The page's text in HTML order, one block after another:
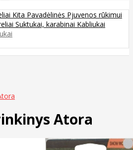
Kita Pavadėlinės Pjuvenos rūkimui
Suktukai, karabinai Kabliukai
Atora